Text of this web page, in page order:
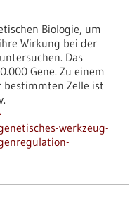
Biologie, um
Wirkung bei der
Das
Gene. Zu einem
Zelle ist
werkzeug-